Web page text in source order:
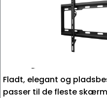
Fladt, elegant og
passer til de fleste